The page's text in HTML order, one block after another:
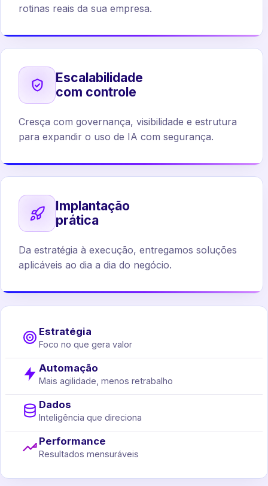
rotinas reais da sua empresa.
Escalabilidade
com controle
Cresça com governança, visibilidade e estrutura
para expandir o uso de IA com segurança.
Implantação
prática
Da estratégia à execução, entregamos soluções
aplicáveis ao dia a dia do negócio.
Estratégia
Foco no que gera valor
Automação
Mais agilidade, menos retrabalho
Dados
Inteligência que direciona
Performance
Resultados mensuráveis